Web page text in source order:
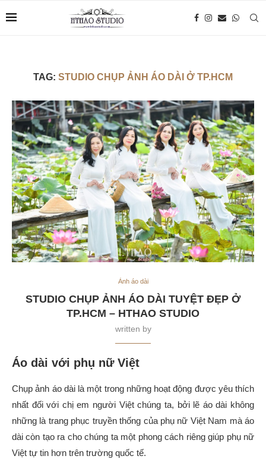
TAG: STUDIO CHỤP ẢNH ÁO DÀI Ở TP.HCM
Ảnh áo dài
STUDIO CHỤP ẢNH ÁO DÀI TUYỆT ĐẸP Ở
TP.HCM – HTHAO STUDIO
written by
Áo dài với phụ nữ Việt
Chụp ảnh áo dài là một trong những hoạt động được yêu thích
nhất đối với chị em người Việt chúng ta, bởi lẽ áo dài không
những là trang phục truyền thống của phụ nữ Việt Nam mà áo
dài còn tạo ra cho chúng ta một phong cách riêng giúp phụ nữ
Việt tự tin hơn trên trường quốc tế.